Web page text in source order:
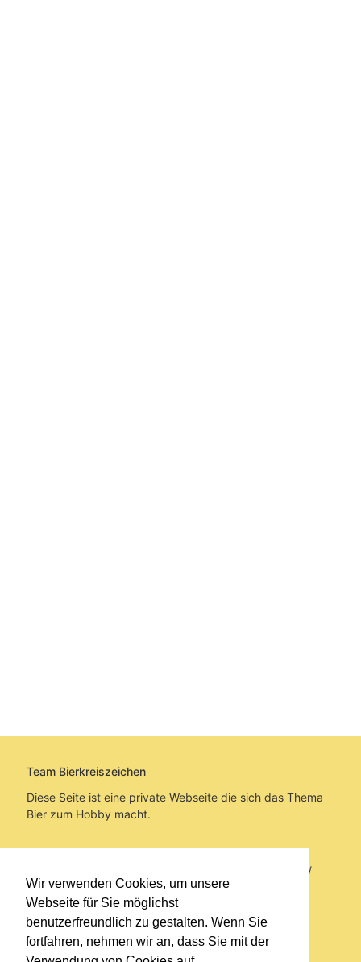
Wir verwenden Cookies, um unsere
Webseite für Sie möglichst
benutzerfreundlich zu gestalten. Wenn Sie
fortfahren, nehmen wir an, dass Sie mit der
Team Bierkreiszeichen
Diese Seite ist eine private Webseite die sich das Thema
Bier zum Hobby macht.
Sie befinden sich auf https://www.bierkreiszeichen.at/
im Pfad:Bierkreiszeichen/Gesammelte Biere
Erstellt: 2026-08-06